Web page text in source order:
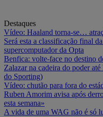
Destaques
Vídeo: Haaland torna-se…
Será esta a classificação final
supercomputador da Opta
Benfica: volte-face no destino
Zalazar na cadeira do poder
do Sporting)
Vídeo: chutão para fora do
Ruben Amorim avisa após
esta semana»
A vida de uma WAG não é só